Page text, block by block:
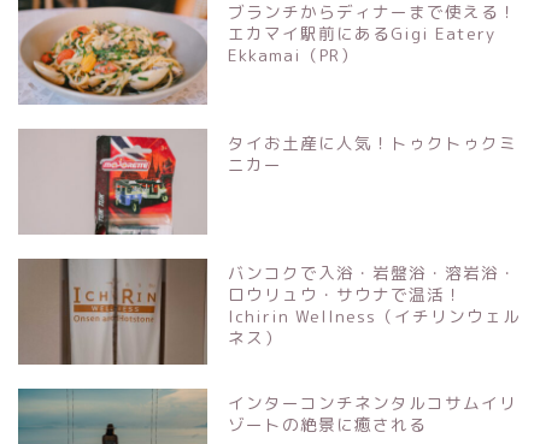
ブランチからディナーまで使える！
エカマイ駅前にあるGigi Eatery
Ekkamai（PR）
タイお土産に人気！トゥクトゥクミ
ニカー
バンコクで入浴・岩盤浴・溶岩浴・
ロウリュウ・サウナで温活！
Ichirin Wellness（イチリンウェル
ネス）
インターコンチネンタルコサムイリ
ゾートの絶景に癒される